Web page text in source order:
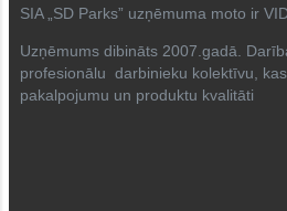
SIA „SD Parks” uzņēmuma moto ir
Uzņēmums dibināts 2007.gadā.
profesionālu darbinieku kolektīvu,
pakalpojumu un produktu kvalitāti